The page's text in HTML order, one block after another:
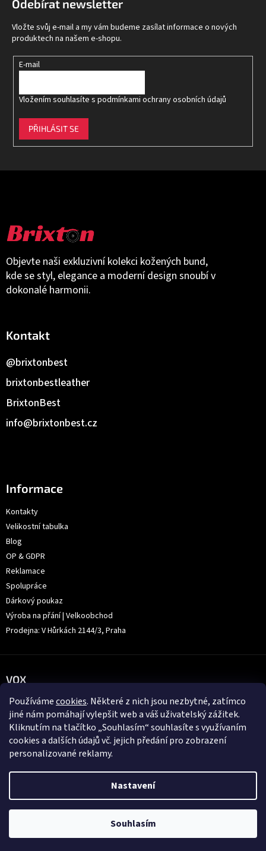
Používámecookies. Některé z nich jsou nezbytné, zatímco
jiné nám pomáhají vylepšit web a váš uživatelský zážitek.
Kliknutím na tlačítko „Souhlasím“ souhlasíte s využívaním
cookies a dalších údajů vč. jejich předání pro zobrazení
personalizované reklamy.
Nastavení
Souhlasím
Objevte naši exkluzivní kolekci kožených bund,
kde se styl, elegance a moderní design snoubí v
dokonalé harmonii.
Kontakt
info@brixtonbest.cz
BrixtonBest
brixtonbestleather
@brixtonbest
Informace
Kontakty
Velikostní tabulka
Blog
OP & GDPR
Reklamace
Spolupráce
Dárkový poukaz
Výroba na přání | Velkoobchod
Prodejna: V Hůrkách 2144/3, Praha
VOX
Odebírat newsletter
Vložte svůj e-mail a my vám budeme zasílat informace o nových
produktech na našem e-shopu.
E-mail
Vložením souhlasíte s podmínkami ochrany osobních údajů
PŘIHLÁSIT SE